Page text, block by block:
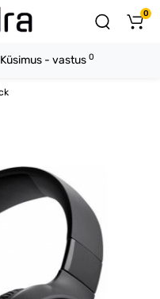
0
Küsimus - vastus 0